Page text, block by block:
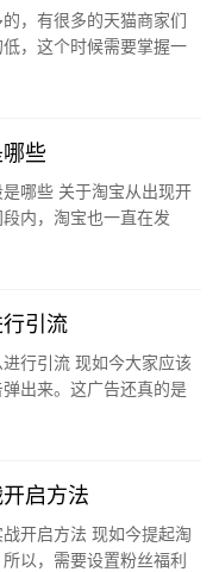
，有很多的天猫商家们
，这个时候需要掌握一
些
哪些 关于淘宝从出现开
内，淘宝也一直在发
引流
行引流 现如今大家应该
出来。这广告还真的是
启方法
开启方法 现如今提起淘
以，需要设置粉丝福利